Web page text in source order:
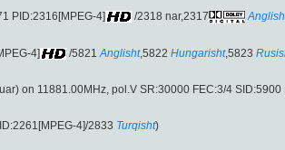
PID:2316[MPEG-4] /2318 nar,2317
4] /5821 Anglisht,5822 Hungarisht,5823
on 11881.00MHz, pol.V SR:30000 FEC:3/4 SID:5900
4]/2833 Turqisht)